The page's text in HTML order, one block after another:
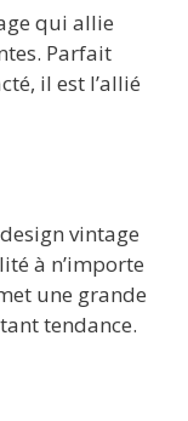
qui allie
Parfait
il est l’allié
vintage
à n’importe
une grande
tendance.